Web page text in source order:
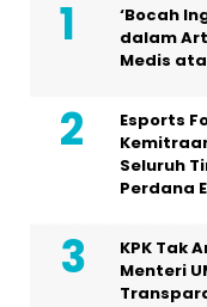
‘Bocah
dalam
Medis
Esports
Seluruh
Perdana
KPK Tak
Menteri